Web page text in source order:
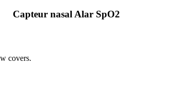
Capteur nasal Alar SpO2